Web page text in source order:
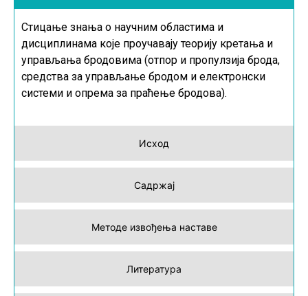
Исход
Садржај
Методе извођења наставе
Литература
Стицање знања о научним областима и
дисциплинама које проучавају теорију кретања и
управљања бродовима (отпор и пропулзија брода,
средства за управљање бродом и електронски
системи и опрема за праћење бродова).